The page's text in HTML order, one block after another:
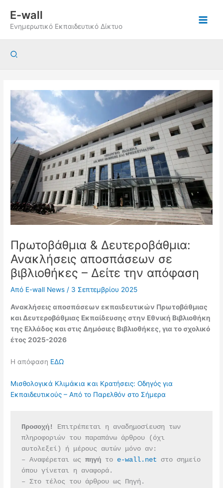
περιεχόμενο
E-wall
Ενημερωτικό Εκπαιδευτικό Δίκτυο
Αναζήτηση
Πρωτοβάθμια & Δευτεροβάθμια:
Ανακλήσεις αποσπάσεων σε
βιβλιοθήκες – Δείτε την απόφαση
Από E-wall News/ 3 Σεπτεμβρίου 2025
Ανακλήσεις αποσπάσεων εκπαιδευτικών Πρωτοβάθμιας
και Δευτεροβάθμιας Εκπαίδευσης στην Εθνική Βιβλιοθήκη
της Ελλάδος και στις Δημόσιες Βιβλιοθήκες, για το σχολικό
έτος 2025-2026
Η απόφαση ΕΔΩ
Μισθολογικά Κλιμάκια και Κρατήσεις: Οδηγός για
Εκπαιδευτικούς – Από το Παρελθόν στο Σήμερα
Προσοχή!
Επιτρέπεται η αναδημοσίευση των
πληροφοριών του παραπάνω άρθρου (όχι
αυτολεξεί) ή μέρους αυτών μόνο αν:
– Αναφέρεται ως πηγή το e-wall.net στο σημείο
όπου γίνεται η αναφορά.
– Στο τέλος του άρθρου ως Πηγή.